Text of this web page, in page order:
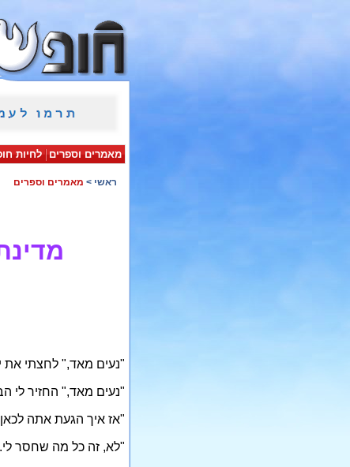
מאמרים וספרים לחיות
ראשי > מאמרים וספרים
"נעים מאד," לחצתי את
"נעים מאד," החזיר לי
"אז איך הגעת אתה
"לא, זה כל מה שחסר